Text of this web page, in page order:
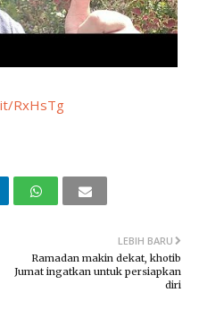
RxHsTg
LEBIH BARU
Ramadan makin dekat, khotib
Jumat ingatkan untuk persiapkan
diri